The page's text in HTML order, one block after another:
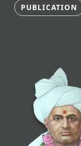
PUBLICATION